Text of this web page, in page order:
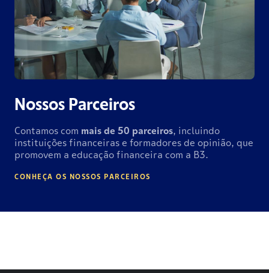
Nossos Parceiros
Contamos com mais de 50 parceiros, incluindo
instituições financeiras e formadores de opinião, que
promovem a educação financeira com a B3.
CONHEÇA OS NOSSOS PARCEIROS